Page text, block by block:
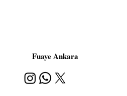
Fuaye Ankara